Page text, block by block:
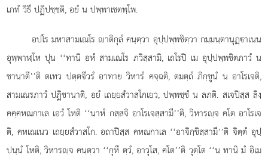
เภทํ วิธึ ปฏิปชฺชติ, อยํ น ปพฺพาเชตพฺโพ.
อปโร มหาสามเณโร าติกุลํ คนฺตฺวา อุปฺปพฺพชิตฺวา กมฺมนฺตานุฏฺาเนน
อุพฺพาฬฺโห ปุน ‘‘ทานิ อหํ สามเณโร ภวิสฺสามิ, เถโรปิ เม อุปฺปพฺพชิตภาวํ น
ชานาตี’’ติ ตเทว ปตฺตจีวรํ อาทาย วิหารํ คจฺฉติ, ตมตฺถํ ภิกฺขูนํ น อาโรเจติ,
สามเณรภาวํ ปฏิชานาติ, อยํ เถยฺยสํวาสโกเยว, ปพฺพชฺชํ น ลภติ. สเจปิสฺส ลิงฺ
คคฺคหณกาเล เอวํ โหติ ‘‘นาหํ กสฺสจิ อาโรเจสฺสามี’’ติ, วิหารฺจ คโต อาโรเจ
ติ, คหเณเนว เถยฺยสํวาสโก. อถาปิสฺส คหณกาเล ‘‘อาจิกฺขิสฺสามี’’ติ จิตฺตํ อุปฺ
ปนฺนํ โหติ, วิหารฺจ คนฺตฺวา ‘‘กุหึ ตฺวํ, อาวุโส, คโต’’ติ วุตฺโต ‘‘น ทานิ มํ อิเม